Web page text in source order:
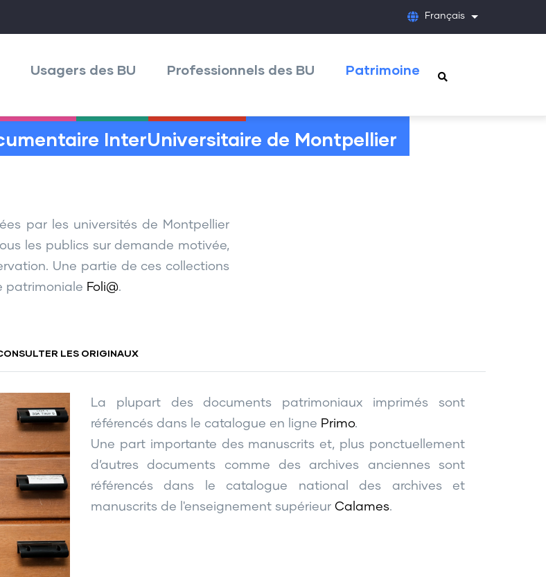
Français Lister les
Usagers des BU Professionnels des BU Patrimoine
InterUniversitaire de Montpellier
par les universités de Montpellier
les publics sur demande motivée,
Une partie de ces collections
patrimoniale Foli@.
LES ORIGINAUX
La plupart des documents patrimoniaux imprimés sont
référencés dans le catalogue en ligne Primo.
Une part importante des manuscrits et, plus ponctuellement
d’autres documents comme des archives anciennes sont
référencés dans le catalogue national des archives et
manuscrits de l'enseignement supérieur Calames.